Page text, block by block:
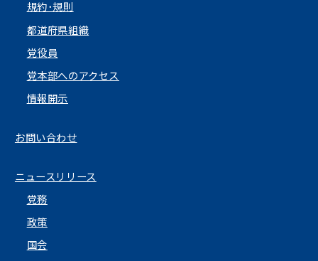
規約･規則
都道府県組織
党役員
党本部へのアクセス
情報開示
お問い合わせ
ニュースリリース
党務
政策
国会